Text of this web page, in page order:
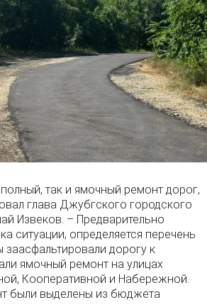
так и ямочный ремонт дорог,
глава Джубгского городского
Извеков. – Предварительно
ситуации, определяется перечень
заасфальтировали дорогу к
ямочный ремонт на улицах
Кооперативной и Набережной.
были выделены из бюджета